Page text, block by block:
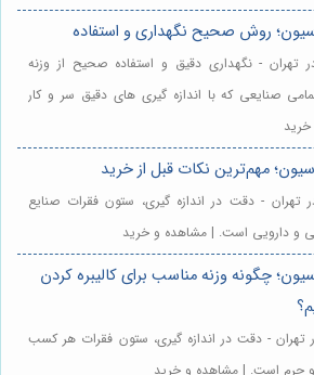
روش صحیح نگهداری و استفاده
در تهران - نگهداری دقیق و استفاده صحیح از وزنه
صنایعی که با اندازه گیری های دقیق سر و کار
مهم‌ترین نکات قبل از خرید
در تهران - دقت در اندازه گیری، ستون فقرات صنایع
و دارویی است. | مشاهده و خرید
چگونه وزنه مناسب برای کالیبره کردن
در تهران - دقت در اندازه گیری، ستون فقرات هر کسب
و جرم است. | مشاهده و خرید